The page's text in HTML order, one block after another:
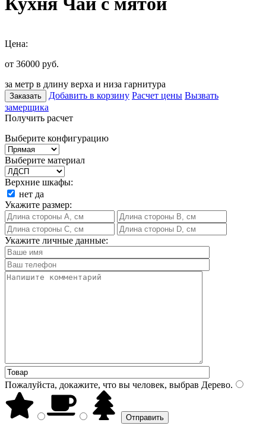
Цена:
от 36000 руб.
за метр в длину верха и низа гарнитура
Заказать Добавить в корзину Расчет цены Вызвать
замерщика
Получить расчет
Выберите конфигурацию
Выберите материал
Верхние шкафы:
нет да
Укажите размер:
Укажите личные данные:
Пожалуйста, докажите, что вы человек, выбрав Дерево.